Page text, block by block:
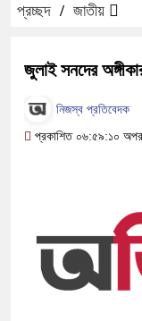
প্রচ্ছদ / জাতীয়
জুলাই সনদের
নিজস্ব প্রতিবেদক
প্রকাশিত ০৬:৫৯:১০